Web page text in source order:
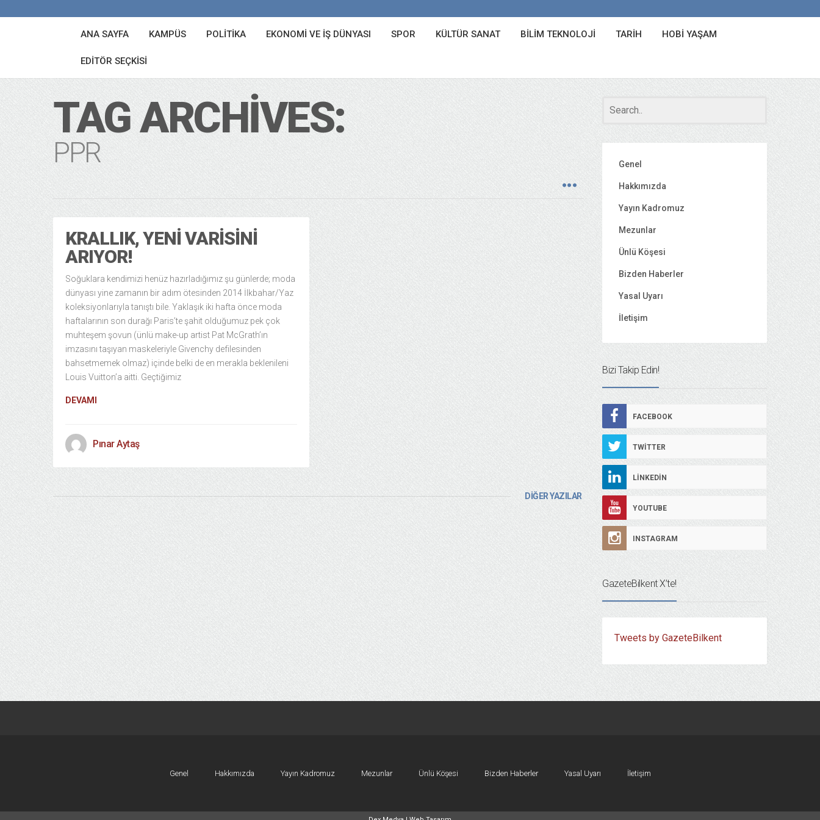
ANA SAYFA KAMPÜS POLITIKA EKONOMI VE İŞ DÜNYASI SPOR KÜLTÜR SANAT BILIM TEKNOLOJI TARIH HOBI YAŞAM
EDITÖR SEÇKISI
TAG ARCHIVES:
PPR
KRALLIK, YENI VARISINI
ARIYOR!
Soğuklara kendimizi henüz hazırladığımız şu günlerde; moda
dünyası yine zamanın bir adım ötesinden 2014 İlkbahar/Yaz
koleksiyonlarıyla tanıştı bile. Yaklaşık iki hafta önce moda
haftalarının son durağı Paris’te şahit olduğumuz pek çok
muhteşem şovun (ünlü make-up artist Pat McGrath’ın
imzasını taşıyan maskeleriyle Givenchy defilesinden
bahsetmemek olmaz) içinde belki de en merakla beklenileni
Louis Vuitton’a aitti. Geçtiğimiz
DEVAMI
Pınar Aytaş
DİĞER YAZILAR
Genel
Hakkımızda
Yayın Kadromuz
Mezunlar
Ünlü Köşesi
Bizden Haberler
Yasal Uyarı
İletişim
Bizi Takip Edin!
FACEBOOK
TWITTER
LINKEDIN
YOUTUBE
INSTAGRAM
GazeteBilkent X’te!
Tweets by GazeteBilkent
Genel Hakkımızda Yayın Kadromuz Mezunlar Ünlü Köşesi Bizden Haberler Yasal Uyarı İletişim